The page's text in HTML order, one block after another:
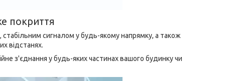
покриття
сигналом у будь-якому напрямку, а також
відстанях.
з'єднання у будь-яких частинах вашого будинку чи